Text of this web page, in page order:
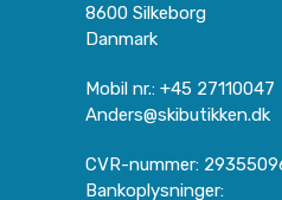
8600 Silkeborg
Danmark
Mobil nr.: +45 27110047
Anders@skibutikken.dk
CVR-nummer:
Bankoplysninger: